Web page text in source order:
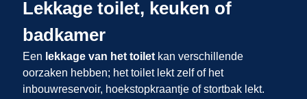
Lekkage toilet, keuken of
badkamer
Een lekkage van het toiletkan verschillende
oorzaken hebben; het toilet lekt zelf of het
inbouwreservoir, hoekstopkraantje of stortbak lekt.